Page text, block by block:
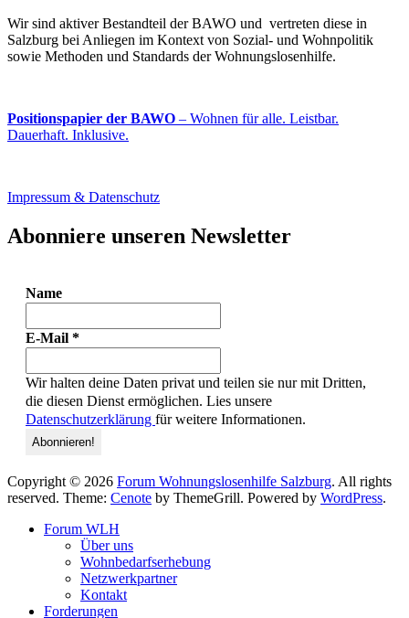
Wir sind aktiver Bestandteil der BAWO und vertreten diese in
Salzburg bei Anliegen im Kontext von Sozial- und Wohnpolitik
sowie Methoden und Standards der Wohnungslosenhilfe.
Positionspapier der BAWO – Wohnen für alle. Leistbar.
Dauerhaft. Inklusive.
Impressum & Datenschutz
Abonniere unseren Newsletter
Name
E-Mail *
Wir halten deine Daten privat und teilen sie nur mit Dritten,
die diesen Dienst ermöglichen. Lies unsere
Datenschutzerklärung für weitere Informationen.
Copyright © 2026 Forum Wohnungslosenhilfe Salzburg. All rights
reserved. Theme: Cenote by ThemeGrill. Powered by WordPress.
Forum WLH
Über uns
Wohnbedarfserhebung
Netzwerkpartner
Kontakt
Forderungen